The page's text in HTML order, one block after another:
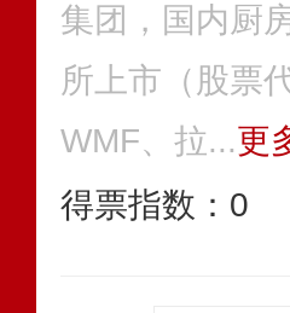
集团，国内厨
所上市（股票
WMF、拉...更
得票指数： 0